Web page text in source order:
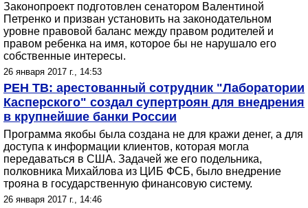
Законопроект подготовлен сенатором Валентиной
Петренко и призван установить на законодательном
уровне правовой баланс между правом родителей и
правом ребенка на имя, которое бы не нарушало его
собственные интересы.
26 января 2017 г., 14:53
РЕН ТВ: арестованный сотрудник "Лаборатории
Касперского" создал супертроян для внедрения
в крупнейшие банки России
Программа якобы была создана не для кражи денег, а для
доступа к информации клиентов, которая могла
передаваться в США. Задачей же его подельника,
полковника Михайлова из ЦИБ ФСБ, было внедрение
трояна в государственную финансовую систему.
26 января 2017 г., 14:46